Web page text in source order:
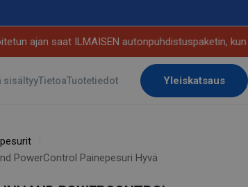
A
L
U
ajan saat ILMAISEN autonpuhdistuspaketin, kun
sisältyyTietoaTuotetiedot Yleiskatsaus
PowerControl Painepesuri Hyvä